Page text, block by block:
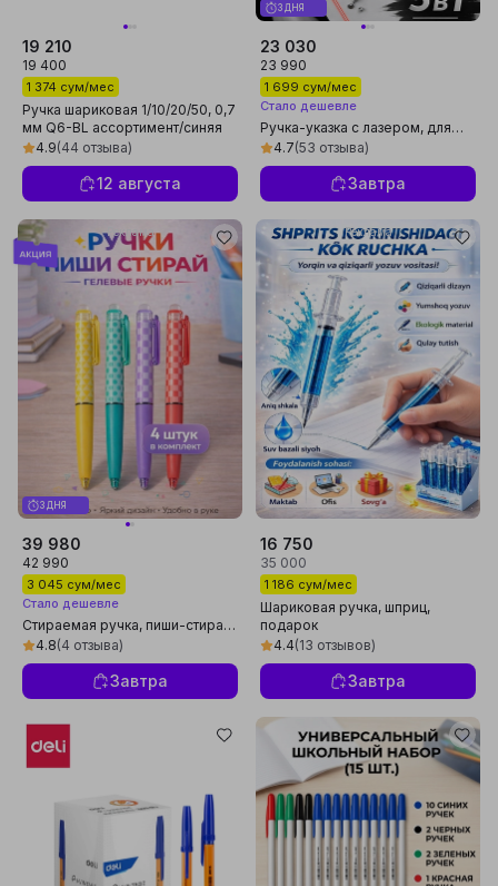
19 210
19 400
1 374 сум/мес
Ручка шариковая 1/10/20/50, 0,7
мм Q6-BL ассортимент/синяя
Deli, 6-BL-QC
4.9(44 отзыва)
12 августа
3 ДНЯ
23 030
23 990
1 699 сум/мес
Стало дешевле
Ручка-указка с лазером, для
презентаций, фонарик, магнит
4.7(53 отзыва)
Завтра
Реклама
3 ДНЯ
39 980
42 990
3 045 сум/мес
Стало дешевле
Стираемая ручка, пиши-стирай,
набор из 4 ручек, пишут синим,
черным и красным цветом
4.8(4 отзыва)
Завтра
Реклама
16 750
35 000
1 186 сум/мес
Шариковая ручка, шприц,
подарок
4.4(13 отзывов)
Завтра